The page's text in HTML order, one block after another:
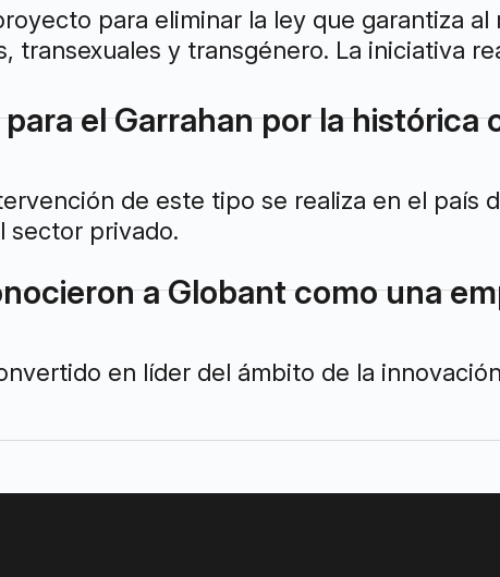
para eliminar la ley que garantiza al
transexuales y transgénero. La iniciativa
el Garrahan por la histórica
de este tipo se realiza en el país
sector privado.
a Globant como una
en líder del ámbito de la